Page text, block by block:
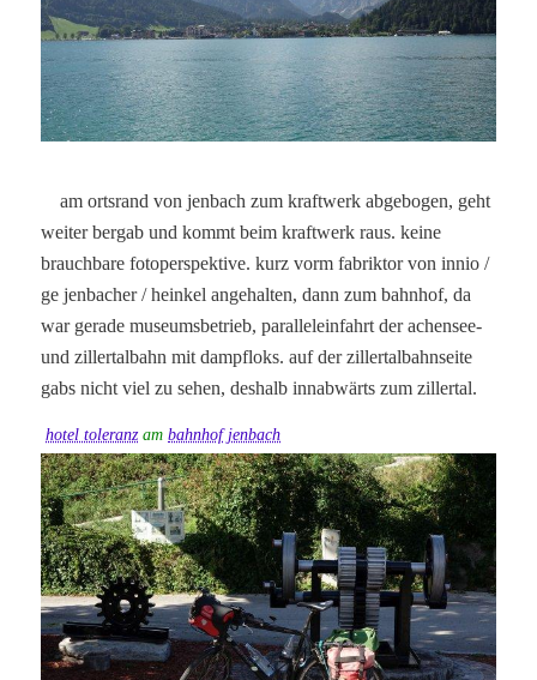
am ortsrand von jenbach zum kraftwerk abgebogen, geht
weiter bergab und kommt beim kraftwerk raus. keine
brauchbare fotoperspektive. kurz vorm fabriktor von innio /
ge jenbacher / heinkel angehalten, dann zum bahnhof, da
war gerade museumsbetrieb, paralleleinfahrt der achensee-
und zillertalbahn mit dampfloks. auf der zillertalbahnseite
gabs nicht viel zu sehen, deshalb innabwärts zum zillertal.
hotel toleranzambahnhof jenbach